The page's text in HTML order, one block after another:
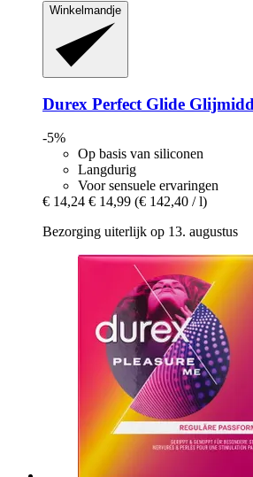
Winkelmandje
Durex Perfect Glide
-5%
Op basis van siliconen
Langdurig
Voor sensuele ervaringen
€ 14,24 € 14,99 (€ 142,40 / l)
Bezorging uiterlijk op 13. augustus